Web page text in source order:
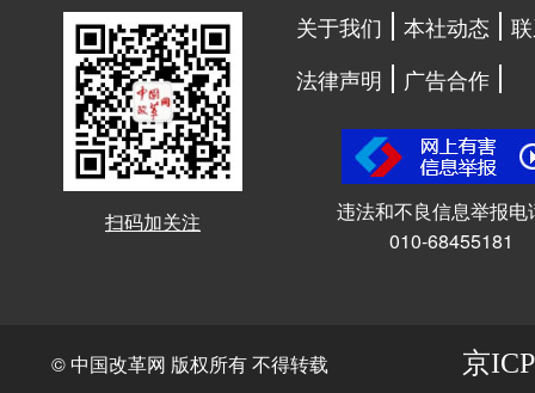
扫码加关注
关于我们 本社动态
法律声明
广告合作
违法和不良信息举报电
010-68455181
© 中国改革网 版权所有 不得转载 京